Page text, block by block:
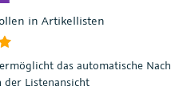
in Artikellisten
das automatische
der Listenansicht